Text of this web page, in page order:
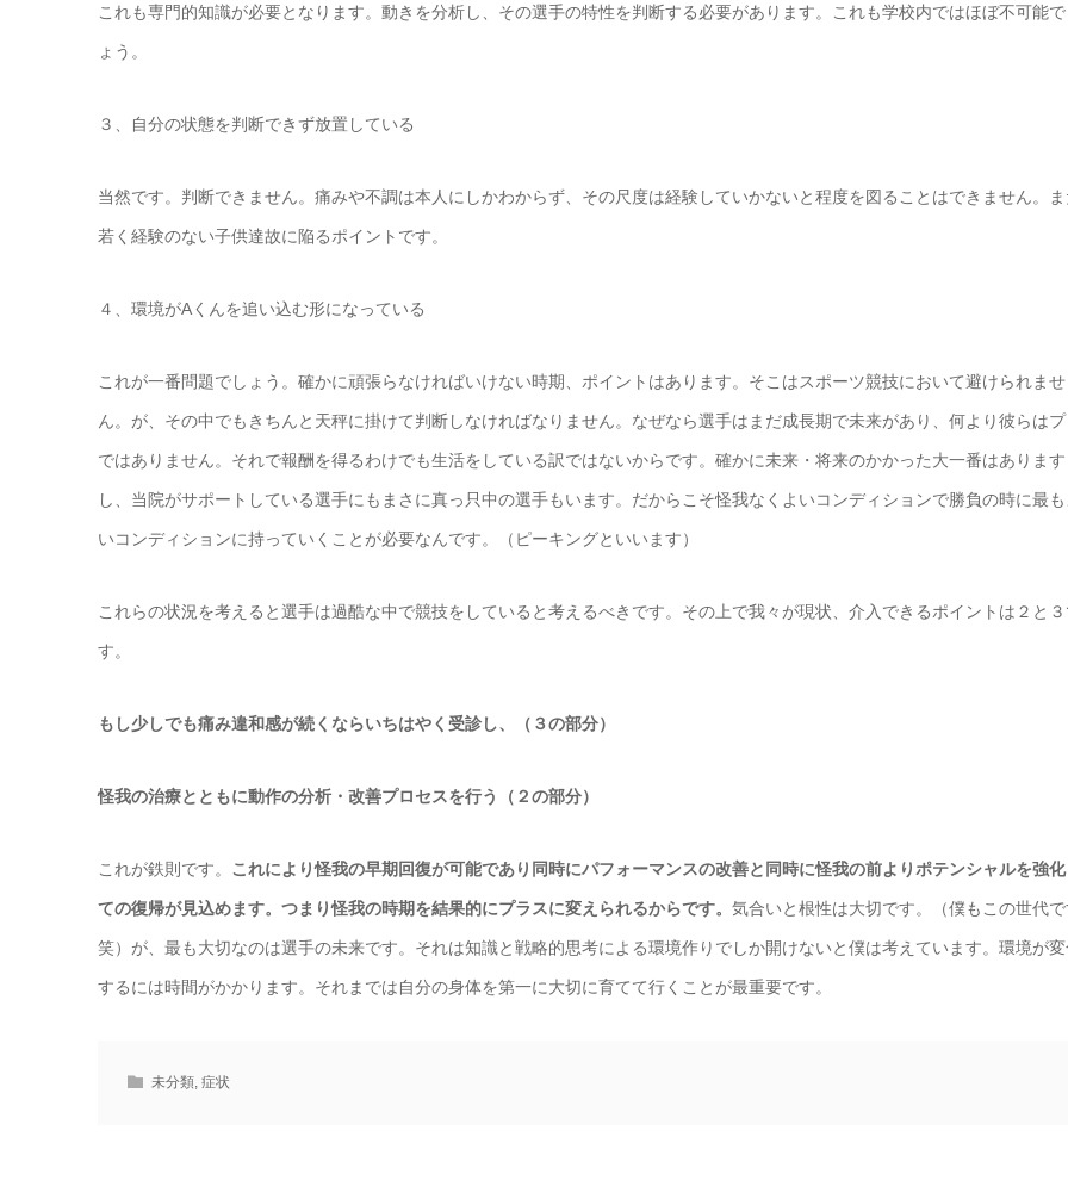
これも専門的知識が必要となります。動きを分析し、その選手の特性を判断する必要があります。これも学校内ではほぼ不可能で
ょう。
３、自分の状態を判断できず放置している
当然です。判断できません。痛みや不調は本人にしかわからず、その尺度は経験していかないと程度を図ることはできません。
若く経験のない子供達故に陥るポイントです。
４、環境がAくんを追い込む形になっている
これが一番問題でしょう。確かに頑張らなければいけない時期、ポイントはあります。そこはスポーツ競技において避けられませ
ん。が、その中でもきちんと天秤に掛けて判断しなければなりません。なぜなら選手はまだ成長期で未来があり、何より彼らはプ
ではありません。それで報酬を得るわけでも生活をしている訳ではないからです。確かに未来・将来のかかった大一番はあります
し、当院がサポートしている選手にもまさに真っ只中の選手もいます。だからこそ怪我なくよいコンディションで勝負の時に最も
いコンディションに持っていくことが必要なんです。（ピーキングといいます）
これらの状況を考えると選手は過酷な中で競技をしていると考えるべきです。その上で我々が現状、介入できるポイントは２と
す。
もし少しでも痛み違和感が続くならいちはやく受診し、（３の部分）
怪我の治療とともに動作の分析・改善プロセスを行う（２の部分）
これが鉄則です。 これにより怪我の早期回復が可能であり同時にパフォーマンスの改善と同時に怪我の前よりポテンシャルを強化
ての復帰が見込めます。つまり怪我の時期を結果的にプラスに変えられるからです。 気合いと根性は大切です。（僕もこの世代で
笑）が、最も大切なのは選手の未来です。それは知識と戦略的思考による環境作りでしか開けないと僕は考えています。環境が
するには時間がかかります。それまでは自分の身体を第一に大切に育てて行くことが最重要です。
未分類, 症状